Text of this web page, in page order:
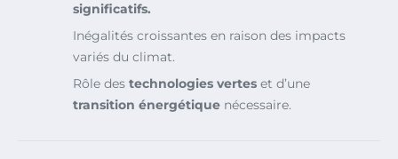
significatifs.
Inégalités croissantes en raison des impacts
variés du climat.
Rôle des technologies vertes et d’une
transition énergétique nécessaire.